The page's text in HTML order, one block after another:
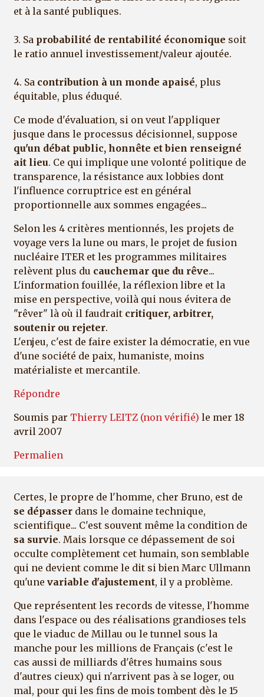
et à la santé publiques.
3. Sa probabilité de rentabilité économique soit
le ratio annuel investissement/valeur ajoutée.
4. Sa contribution à un monde apaisé, plus
équitable, plus éduqué.
Ce mode d'évaluation, si on veut l'appliquer
jusque dans le processus décisionnel, suppose
qu'un débat public, honnête et bien renseigné
ait lieu. Ce qui implique une volonté politique de
transparence, la résistance aux lobbies dont
l'influence corruptrice est en général
proportionnelle aux sommes engagées...
Selon les 4 critères mentionnés, les projets de
voyage vers la lune ou mars, le projet de fusion
nucléaire ITER et les programmes militaires
relèvent plus du cauchemar que du rêve...
L'information fouillée, la réflexion libre et la
mise en perspective, voilà qui nous évitera de
"rêver" là où il faudrait critiquer, arbitrer,
soutenir ou rejeter.
L'enjeu, c'est de faire exister la démocratie, en vue
d'une société de paix, humaniste, moins
matérialiste et mercantile.
Répondre
Soumis par Thierry LEITZ (non vérifié) le mer 18
avril 2007
Permalien
Certes, le propre de l'homme, cher Bruno, est de
se dépasser dans le domaine technique,
scientifique... C'est souvent même la condition de
sa survie. Mais lorsque ce dépassement de soi
occulte complètement cet humain, son semblable
qui ne devient comme le dit si bien Marc Ullmann
qu'une variable d'ajustement, il y a problème.
Que représentent les records de vitesse, l'homme
dans l'espace ou des réalisations grandioses tels
que le viaduc de Millau ou le tunnel sous la
manche pour les millions de Français (c'est le
cas aussi de milliards d'êtres humains sous
d'autres cieux) qui n'arrivent pas à se loger, ou
mal, pour qui les fins de mois tombent dès le 15